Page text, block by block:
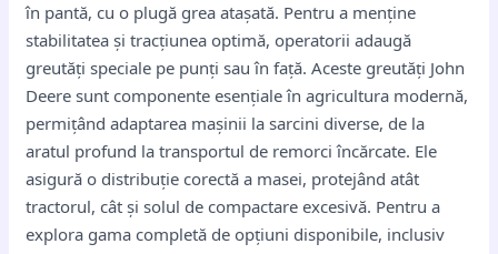
în pantă, cu o plugă grea atașată. Pentru a menține
stabilitatea și tracțiunea optimă, operatorii adaugă
greutăți speciale pe punți sau în față. Aceste greutăți John
Deere sunt componente esențiale în agricultura modernă,
permițând adaptarea mașinii la sarcini diverse, de la
aratul profund la transportul de remorci încărcate. Ele
asigură o distribuție corectă a masei, protejând atât
tractorul, cât și solul de compactare excesivă. Pentru a
explora gama completă de opțiuni disponibile, inclusiv